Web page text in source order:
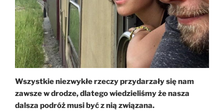
Wszystkie niezwykłe rzeczy przydarzały się nam
zawsze w drodze, dlatego wiedzieliśmy że nasza
dalsza podróż musi być z nią związana.